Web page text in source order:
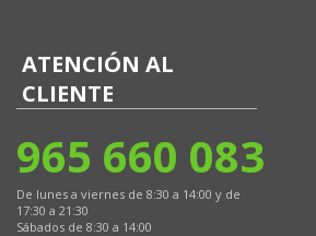
ATENCIÓN AL
CLIENTE
965 660 083
De lunes a viernes de 8:30 a 14:00 y de
17:30 a 21:30
Sábados de 8:30 a 14:00